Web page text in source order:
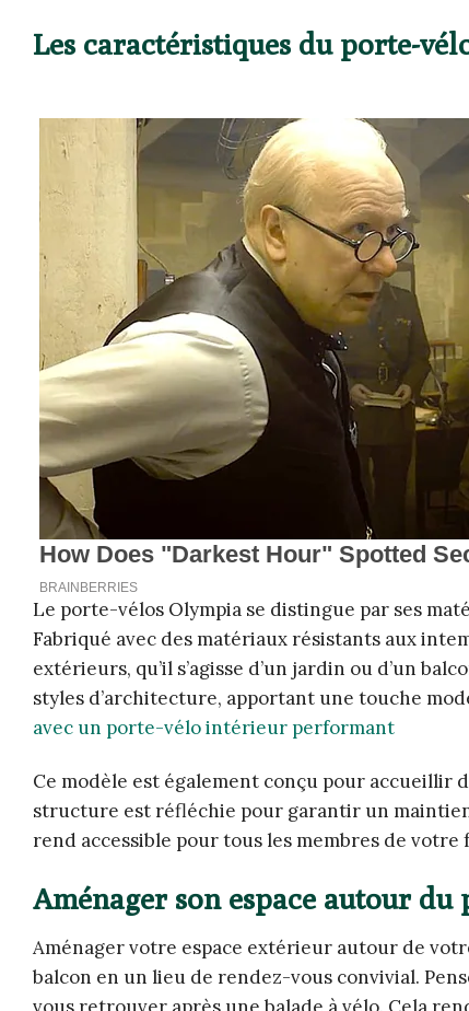
Les caractéristiques du porte-
Le porte-vélos Olympia se distingue par ses
Fabriqué avec des matériaux résistants aux
extérieurs, qu’il s’agisse d’un jardin ou d’un
styles d’architecture, apportant une touche
avec un porte-vélo intérieur performant
Ce modèle est également conçu pour accueillir
structure est réfléchie pour garantir un
rend accessible pour tous les membres de votre
Aménager son espace autour du
Aménager votre espace extérieur autour de
balcon en un lieu de rendez-vous convivial.
vous retrouver après une balade à vélo. Cela